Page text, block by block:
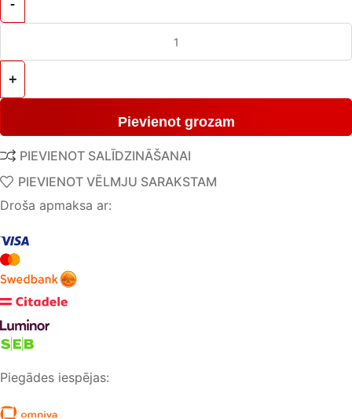
Pievienot grozam
Droša apmaksa ar:
Piegādes iespējas:
PIEVIENOT SALĪDZINĀŠANAI
PIEVIENOT VĒLMJU SARAKSTAM